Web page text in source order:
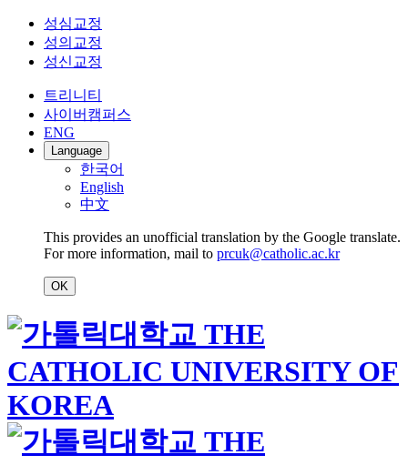
성심교정
성의교정
성신교정
트리니티
사이버캠퍼스
ENG
Language
한국어
English
中文
This provides an unofficial translation by the Google translate.
For more information, mail to prcuk@catholic.ac.kr
OK